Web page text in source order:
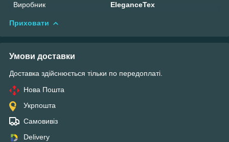
Виробник
EleganceTex
Приховати
Умови доставки
Доставка здійснюється тільки по передоплаті.
Нова Пошта
Укрпошта
Самовивіз
Delivery